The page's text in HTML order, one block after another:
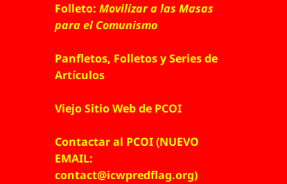
Folleto:Movilizar a las Masas
para el Comunismo
Panfletos, Folletos y Series de
Artículos
Viejo Sitio Web de PCOI
Contactar al PCOI (NUEVO
EMAIL:
contact@icwpredflag.org)